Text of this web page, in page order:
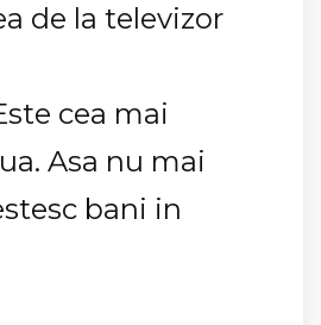
de la televizor
cea mai
Asa nu mai
bani in